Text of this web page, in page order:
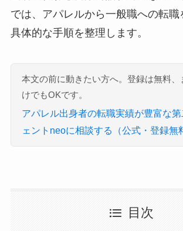
では、アパレルから一般職への転職
具体的な手順を整理します。
本文の前に動きたい方へ。登録は無料、
けでもOKです。
アパレル出身者の転職実績が豊富な
ェントneoに相談する（公式・登録無
目次